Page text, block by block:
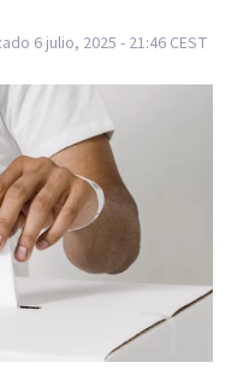
6 julio, 2025 - 21:46 CEST